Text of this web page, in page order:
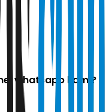
whatsapp kami?